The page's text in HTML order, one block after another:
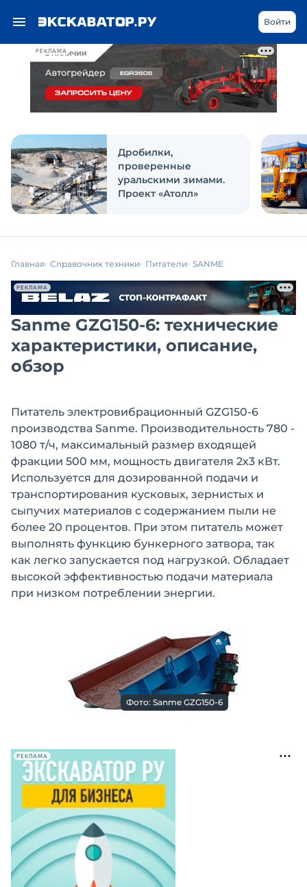
РЕКЛАМА
Войти
Дробилки,
проверенные
уральскими зимами.
Проект «Атолл»
Главная Справочник техники Питатели SANME
РЕКЛАМА
Sanme GZG150-6: технические
характеристики, описание,
обзор
Питатель электровибрационный GZG150-6
производства Sanme. Производительность 780 -
1080 т/ч, максимальный размер входящей
фракции 500 мм, мощность двигателя 2х3 кВт.
Используется для дозированной подачи и
транспортирования кусковых, зернистых и
сыпучих материалов с содержанием пыли не
более 20 процентов. При этом питатель может
выполнять функцию бункерного затвора, так
как легко запускается под нагрузкой. Обладает
высокой эффективностью подачи материала
при низком потреблении энергии.
Фото: Sanme GZG150-6
РЕКЛАМА